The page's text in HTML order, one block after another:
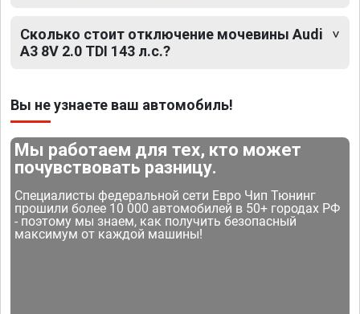
Сколько стоит отключение мочевины Audi
A3 8V 2.0 TDI 143 л.с.?
Вы не узнаете ваш автомобиль!
Мы работаем для тех, кто может
почувствовать разницу.
Специалисты федеральной сети Евро Чип Тюнинг
прошили более 10 000 автомобилей в 50+ городах РФ
- поэтому мы знаем, как получить безопасный
максимум от каждой машины!